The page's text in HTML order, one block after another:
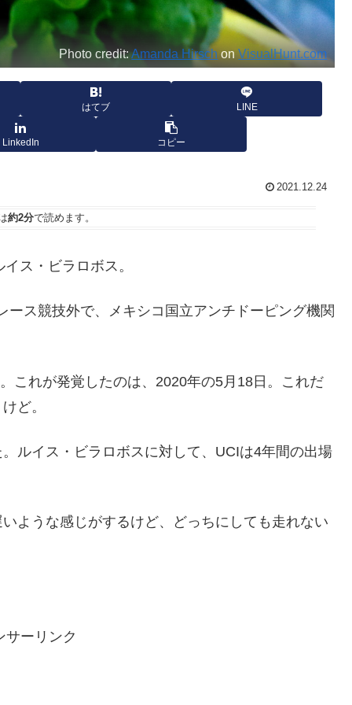
Photo credit:Amanda Hirsch onVisualHunt.com
はてブ LINE
LinkedIn コピー
2021.12.24
約2分で読めます。
ス・ビラロボス。
ス競技外で、メキシコ国立アンチドーピング機関
これが発覚したのは、2020年の5月18日。これだ
ど。
ルイス・ビラロボスに対して、UCIは4年間の出場
ような感じがするけど、どっちにしても走れない
サーリンク